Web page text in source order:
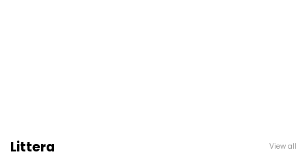
Littera View all